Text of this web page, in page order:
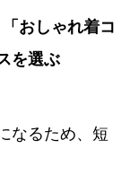
おしゃれ着コ
を選ぶ
なるため、短